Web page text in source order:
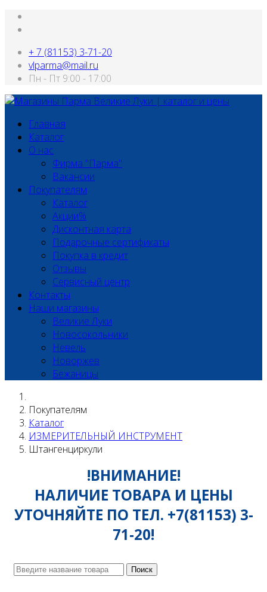
+ 7 (81153) 3-71-20
vlparma@mail.ru
Пн - Пт 9:00 - 17:00
Главная
Каталог
О нас
Фирма "Парма"
Вакансии
Покупателям
Каталог
Акции%
Дисконтная карта
Подарочные сертификаты
Покупка в кредит
Отзывы
Сервисный центр
Контакты
Наши магазины
Великие Луки
Новосокольники
Невель
Новоржев
Бежаницы
Покупателям
Каталог
ИЗМЕРИТЕЛЬНЫЙ ИНСТРУМЕНТ
Штангенциркули
!ВНИМАНИЕ!
НАЛИЧИЕ ТОВАРА И ЦЕНЫ
УТОЧНЯЙТЕ ПО ТЕЛ. +7(81153) 3-
71-20!
Поиск